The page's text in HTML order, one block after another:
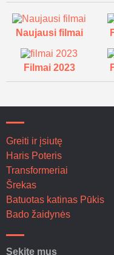
Naujausi filmai
Filmai 2023
Greiti ir įsiutę
Haris Poteris
Transformeriai
Šrekas
Batuotas katinas Pūkis
Bado žaidynės
Sekite mus